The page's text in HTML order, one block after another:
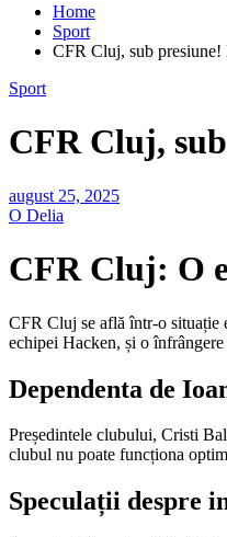
Home
Sport
CFR Cluj, sub presiune!
Sport
CFR Cluj,
august 25, 2025
O Delia
CFR Cluj: O
CFR Cluj se află într-o situație
echipei Hacken, și o
Dependenta de
Președintele clubului, Cristi
clubul nu poate funcționa
Speculații despre